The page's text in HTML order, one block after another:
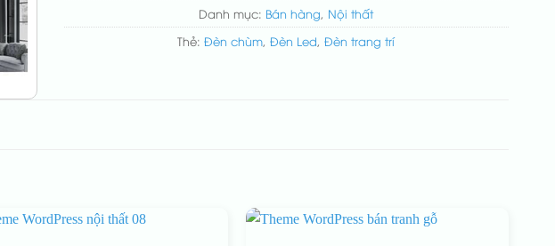
Danh mục: Bán hàng, Nội thất
Thẻ:Đèn chùm,Đèn Led,Đèn trang trí